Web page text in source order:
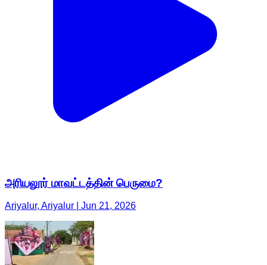
அரியலூர் மாவட்டத்தின் பெருமை?
Ariyalur, Ariyalur | Jun 21, 2026